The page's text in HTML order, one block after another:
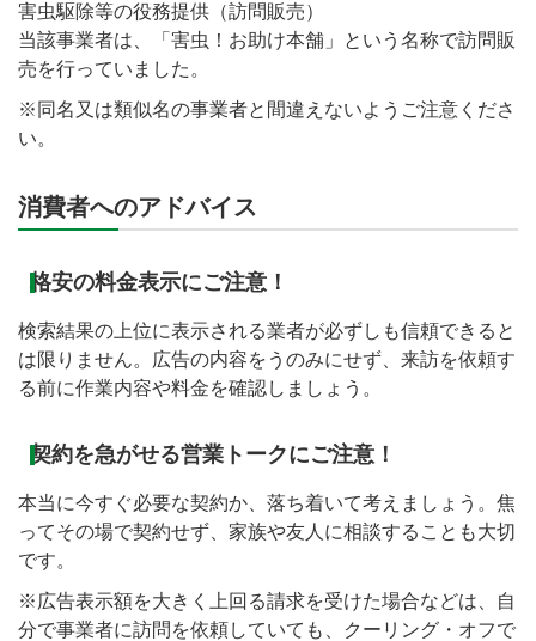
害虫駆除等の役務提供（訪問販売）
当該事業者は、「害虫！お助け本舗」という名称で訪問販
売を行っていました。
※同名又は類似名の事業者と間違えないようご注意くださ
い。
消費者へのアドバイス
格安の料金表示にご注意！
検索結果の上位に表示される業者が必ずしも信頼できると
は限りません。広告の内容をうのみにせず、来訪を依頼す
る前に作業内容や料金を確認しましょう。
契約を急がせる営業トークにご注意！
本当に今すぐ必要な契約か、落ち着いて考えましょう。焦
ってその場で契約せず、家族や友人に相談することも大切
です。
※広告表示額を大きく上回る請求を受けた場合などは、自
分で事業者に訪問を依頼していても、クーリング・オフで